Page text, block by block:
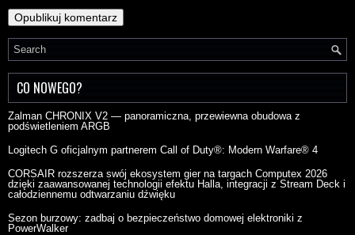
CO NOWEGO?
Zalman CHRONIX V2 — panoramiczna, przewiewna obudowa z
podświetleniem ARGB
Logitech G oficjalnym partnerem Call of Duty®: Modern Warfare® 4
CORSAIR rozszerza swój ekosystem gier na targach Computex 2026
dzięki zaawansowanej technologii efektu Halla, integracji z Stream Deck i
całodziennemu odtwarzaniu dźwięku
Sezon burzowy: zadbaj o bezpieczeństwo domowej elektroniki z
PowerWalker